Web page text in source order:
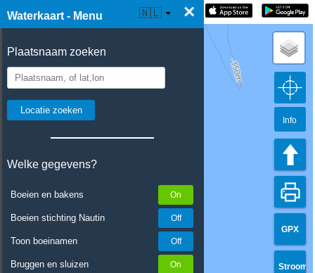
Waterkaart - Menu ×
Plaatsnaam zoeken
Welke gegevens?
Boeien en bakens
Boeien stichting Nautin
Toon boeinamen
Bruggen en sluizen
☰ Waterkaart Live 🇳🇱
GPX
Stroom
Info